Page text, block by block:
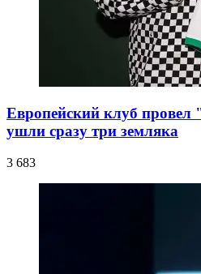
Европейский клуб
ушли сразу три земляка
3 683